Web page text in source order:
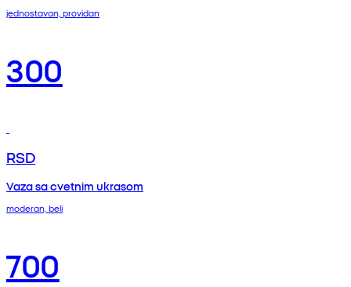
jednostavan, providan
300
RSD
Vaza sa cvetnim ukrasom
moderan, beli
700